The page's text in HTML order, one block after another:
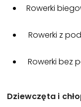
Rowerki
Rowerki z
Rowerki bez
Dziewczęta i